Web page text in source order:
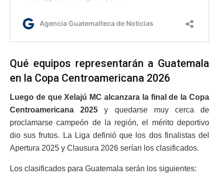
Qué equipos representarán a Guatemala
en la Copa Centroamericana 2026
Luego de que Xelajú MC alcanzara la final de la Copa
Centroamericana 2025 y quedarse muy cerca de
proclamarse campeón de la región, el mérito deportivo
dio sus frutos. La Liga definió que los dos finalistas del
Apertura 2025 y Clausura 2026 serían los clasificados.
Los clasificados para Guatemala serán los siguientes: